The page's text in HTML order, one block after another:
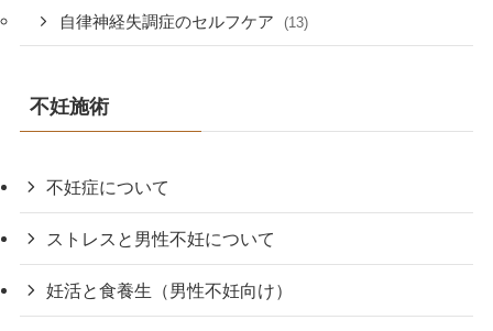
自律神経失調症のセルフケア (13)
不妊施術
不妊症について
ストレスと男性不妊について
妊活と食養生（男性不妊向け）